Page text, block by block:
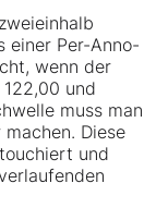
einer Per-Anno-
wenn der
und
muss man
Diese
und